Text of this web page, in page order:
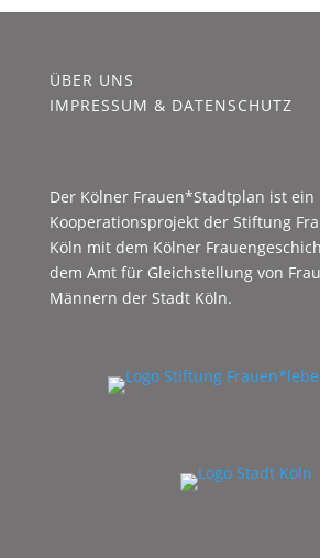
ÜBER UNS
IMPRESSUM & DATENSCHUTZ
Der Kölner Frauen*Stadtplan ist ein
Kooperationsprojekt der Stiftung
Köln mit dem Kölner
dem Amt für Gleichstellung von
Männern der Stadt Köln.